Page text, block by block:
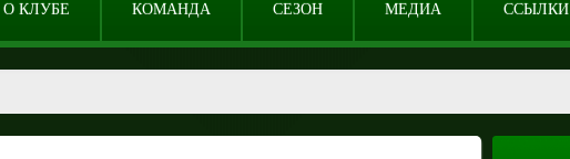
О КЛУБЕ КОМАНДА СЕЗОН МЕДИА ССЫЛКИ